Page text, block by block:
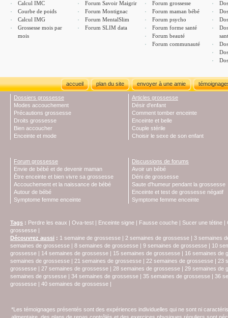
Calcul IMC
Courbe de poids
Calcul IMG
Grossesse mois par
mois
Forum Savoir Maigrir
Forum Montignac
Forum MentalSlim
Forum SLIM data
Forum grossesse
Forum maman bébé
Forum psycho
Forum forme santé
Forum beauté
Forum communauté
accueil plan du site envoyer à une amie
Dossiers grossesse
Modes accouchement
Précautions grossesse
Droits grossesse
Bien accoucher
Enceinte et mode
Articles grossesse
Désir d'enfant
Comment tomber enceinte
Enceinte et belle
Couple stérile
Choisir le sexe de son enfant
Forum grossesse
Envie de bébé et de devenir maman
Être enceinte et bien vivre sa grossesse
Accouchement et la naissance de bébé
Autour de bébé
Symptome femme enceinte
Discussions de forums
Avoir un bébé
Déni de grossesse
Saute d'humeur pendant la grossesse
Enceinte et test de grossesse négatif
Symptome femme enceinte
Tags : Perdre les eaux | Ova-test | Enceinte signe | Fausse couche | Sucer une tétine |
grossesse |
Découvrez aussi : 1 semaine de grossesse | 2 semaines de grossesse | 3 semaines
semaines de grossesse | 8 semaines de grossesse | 9 semaines de grossesse | 10
grossesse | 14 semaines de grossesse | 15 semaines de grossesse | 16 semaines de
semaines de grossesse | 21 semaines de grossesse | 22 semaines de grossesse | 23
grossesse | 27 semaines de grossesse | 28 semaines de grossesse | 29 semaines de
semaines de grssesse | 34 semaines de grossesse | 35 semaines de grossesse | 36
grossesse | 40 semaines de grossesse |
*Les témoignages présentés sont des expériences individuelles qui ne sont ni